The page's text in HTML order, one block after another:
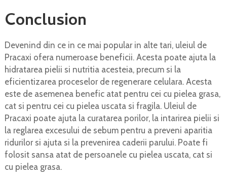
Conclusion
Devenind din ce in ce mai popular in alte tari, uleiul de
Pracaxi ofera numeroase beneficii. Acesta poate ajuta la
hidratarea pielii si nutritia acesteia, precum si la
eficientizarea proceselor de regenerare celulara. Acesta
este de asemenea benefic atat pentru cei cu pielea grasa,
cat si pentru cei cu pielea uscata si fragila. Uleiul de
Pracaxi poate ajuta la curatarea porilor, la intarirea pielii si
la reglarea excesului de sebum pentru a preveni aparitia
ridurilor si ajuta si la prevenirea caderii parului. Poate fi
folosit sansa atat de persoanele cu pielea uscata, cat si
cu pielea grasa.